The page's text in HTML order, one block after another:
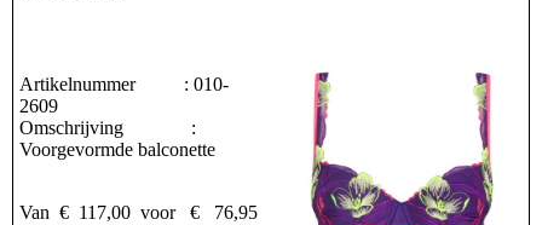
Artikelnummer : 010-
2609
Omschrijving :
Voorgevormde balconette
Van € 117,00 voor € 76,95